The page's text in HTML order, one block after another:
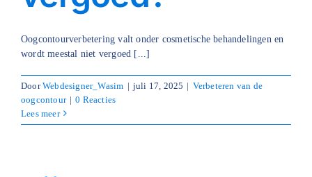
Afspraak maken
Oogcontourverbetering valt onder cosmetische behandelingen en
wordt meestal niet vergoed [...]
DoorWebdesigner_Wasim | juli 17, 2025 | Verbeteren van de
oogcontour | 0 Reacties
Lees meer